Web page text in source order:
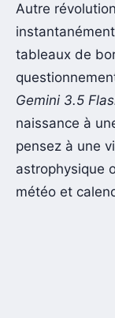
Autre
tableaux de
Gemini 3.5
naissance à
pensez à une
astrophysique
météo et